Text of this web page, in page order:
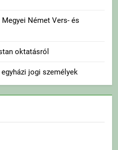
Német Vers- és
oktatásról
jogi személyek